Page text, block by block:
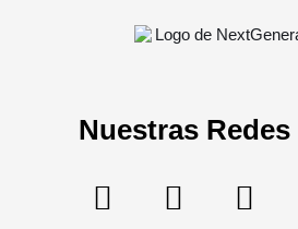
Nuestras